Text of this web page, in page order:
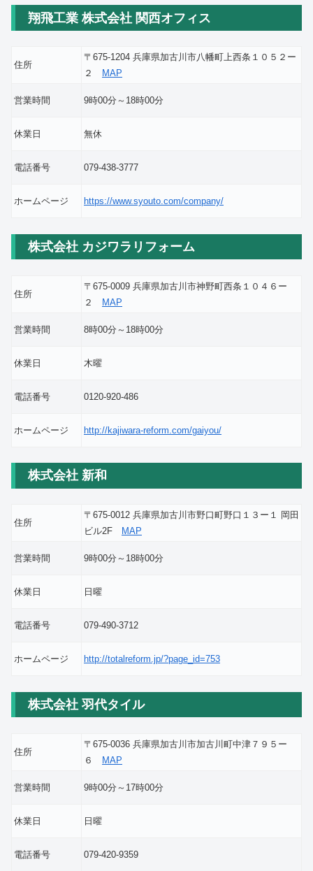
翔飛工業 株式会社 関西オフィス
住所
〒675-1204 兵庫県加古川市八幡町上西条１０５２ー
２
MAP
営業時間 9時00分～18時00分
休業日 無休
電話番号 079-438-3777
ホームページ https://www.syouto.com/company/
株式会社 カジワラリフォーム
住所
〒675-0009 兵庫県加古川市神野町西条１０４６ー
２
MAP
営業時間 8時00分～18時00分
休業日 木曜
電話番号 0120-920-486
ホームページ http://kajiwara-reform.com/gaiyou/
株式会社 新和
住所
〒675-0012 兵庫県加古川市野口町野口１３ー１ 岡田
ビル2F
MAP
営業時間 9時00分～18時00分
休業日 日曜
電話番号 079-490-3712
ホームページ http://totalreform.jp/?page_id=753
株式会社 羽代タイル
住所
〒675-0036 兵庫県加古川市加古川町中津７９５ー
６
MAP
営業時間 9時00分～17時00分
休業日 日曜
電話番号 079-420-9359